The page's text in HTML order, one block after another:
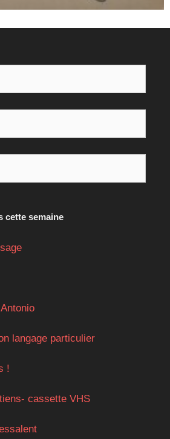
cette semaine
langage particulier
!
cassette VHS